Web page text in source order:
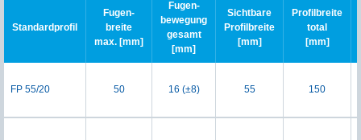
Standardprofil
Fugen-
breite
max. [mm]
Fugen-
bewegung
gesamt
[mm]
Sichtbare
Profilbreite
[mm]
Profilbreite
total
[mm]
FP 55/20 50 16 (±8) 55 150